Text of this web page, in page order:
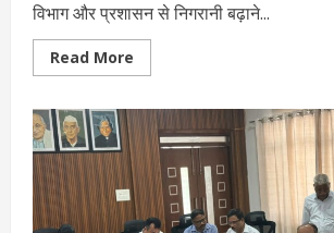
विभाग और प्रशासन से निगरानी बढ़ाने...
Read More
more
News:
कांठ
में
तेंदुओं
का
जोड़ा
दिखने
से